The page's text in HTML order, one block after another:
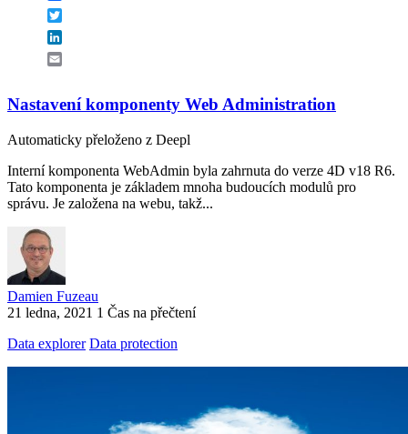
Nastavení komponenty Web Administration
Automaticky přeloženo z Deepl
Interní komponenta WebAdmin byla zahrnuta do verze 4D v18 R6.
Tato komponenta je základem mnoha budoucích modulů pro
správu. Je založena na webu, takž...
Damien Fuzeau
21 ledna, 2021 1 Čas na přečtení
Data explorer Data protection